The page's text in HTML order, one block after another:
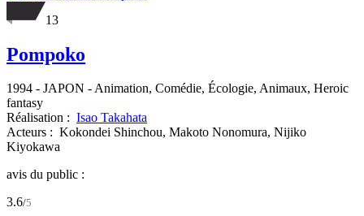
13
Pompoko
1994 - JAPON - Animation, Comédie, Écologie, Animaux, Heroic
fantasy
Réalisation : Isao Takahata
Acteurs : Kokondei Shinchou, Makoto Nonomura, Nijiko
Kiyokawa
avis du public :
3.6/5